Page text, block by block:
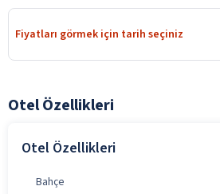
Fiyatları görmek için tarih seçiniz
Otel Özellikleri
Otel Özellikleri
Bahçe